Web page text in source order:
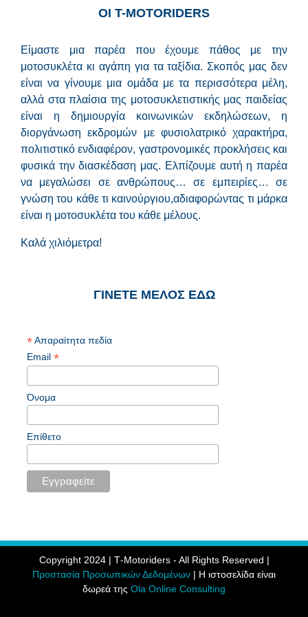
ΟΙ Τ-MOTORIDERS
Είμαστε μια παρέα που έχουμε πάθος με την
μοτοσυκλέτα κι αγάπη για τα ταξίδια. Σκοπός μας δεν
είναι να γίνουμε μια ομάδα με τα περισσότερα μέλη,
αλλά στα πλαίσια της μοτοσυκλετιστικής μας παιδείας
είναι η δημιουργία κοινωνικών εκδηλώσεων, η
διοργάνωση εκδρομών με φυσιολατρικό χαρακτήρα,
πολιτιστικό ενδιαφέρον, γαστρονομικές προκλήσεις και
φυσικά την διασκέδαση μας. Ελπίζουμε αυτή η παρέα
να μεγαλώσει σε ανθρώπους… σε εμπειρίες… σε
γνώση του κάθε τι καινούργιου,αδιαφορώντας τι μάρκα
είναι η μοτοσυκλέτα του κάθε μέλους.
Καλά χιλιόμετρα!
ΓΙΝΕΤΕ ΜΕΛΟΣ ΕΔΩ
*Απαραίτητα πεδία
Email *
Όνομα
Επίθετο
Copyright 2024 | Τ-Motoriders - All Rights Reserved |
Προστασία Προσωπικών Δεδομένων | Η ιστοσελίδα είναι
δωρεά της Ola Online Consulting